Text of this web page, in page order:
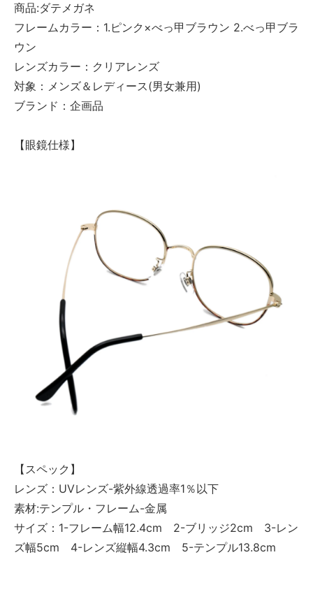
商品:ダテメガネ
フレームカラー：1.ピンク×べっ甲ブラウン 2.べっ甲ブラ
ウン
レンズカラー：クリアレンズ
対象：メンズ＆レディース(男女兼用)
ブランド：企画品
【眼鏡仕様】
【スペック】
レンズ：UVレンズ-紫外線透過率1％以下
素材:テンプル・フレーム-金属
サイズ：1-フレーム幅12.4cm 2-ブリッジ2cm 3-レン
ズ幅5cm 4-レンズ縦幅4.3cm 5-テンプル13.8cm